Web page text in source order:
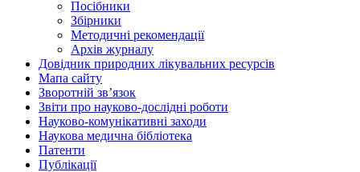
Посібники
Збірники
Методичні рекомендації
Архів журналу
Довідник природних лікувальних ресурсів
Мапа сайту
Зворотній зв’язок
Звіти про науково-дослідні роботи
Науково-комунікативні заходи
Наукова медична бібліотека
Патенти
Публікації